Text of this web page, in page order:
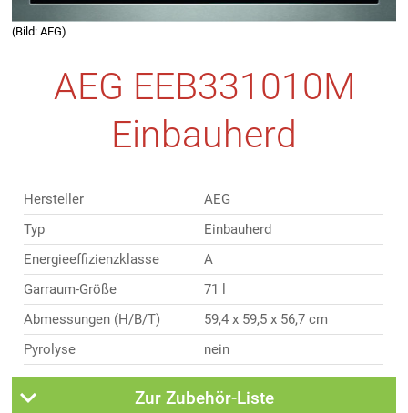
(Bild: AEG)
AEG EEB331010M
Einbauherd
Hersteller
AEG
Typ
Einbauherd
Energieeffizienzklasse
A
Garraum-Größe
71 l
Abmessungen (H/B/T)
59,4 x 59,5 x 56,7 cm
Pyrolyse
nein
Zur Zubehör-Liste